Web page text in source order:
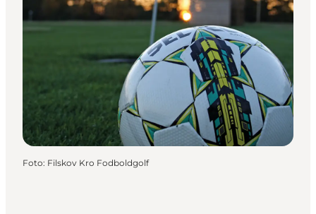
Foto: Filskov Kro Fodboldgolf